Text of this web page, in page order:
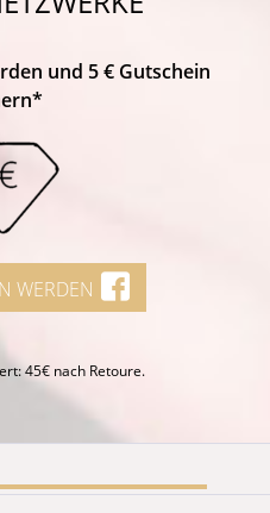
und 5 € Gutschein
WERDEN
45€ nach Retoure.